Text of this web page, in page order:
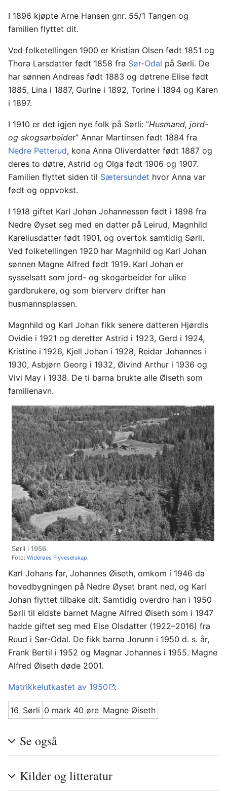
I 1896 kjøpte Arne Hansen gnr. 55/1 Tangen og
familien flyttet dit.
Ved folketellingen 1900 er Kristian Olsen født 1851 og
Thora Larsdatter født 1858 fra Sør-Odal på Sørli. De
har sønnen Andreas født 1883 og døtrene Elise født
1885, Lina i 1887, Gurine i 1892, Torine i 1894 og Karen
i 1897.
I 1910 er det igjen nye folk på Sørli: ”Husmand, jord-
og skogsarbeider” Annar Martinsen født 1884 fra
Nedre Petterud, kona Anna Oliverdatter født 1887 og
deres to døtre, Astrid og Olga født 1906 og 1907.
Familien flyttet siden til Sætersundet hvor Anna var
født og oppvokst.
I 1918 giftet Karl Johan Johannessen født i 1898 fra
Nedre Øyset seg med en datter på Leirud, Magnhild
Kareliusdatter født 1901, og overtok samtidig Sørli.
Ved folketellingen 1920 har Magnhild og Karl Johan
sønnen Magne Alfred født 1919. Karl Johan er
sysselsatt som jord- og skogarbeider for ulike
gardbrukere, og som bierverv drifter han
husmannsplassen.
Magnhild og Karl Johan fikk senere datteren Hjørdis
Ovidie i 1921 og deretter Astrid i 1923, Gerd i 1924,
Kristine i 1926, Kjell Johan i 1928, Reidar Johannes i
1930, Asbjørn Georg i 1932, Øivind Arthur i 1936 og
Vivi May i 1938. De ti barna brukte alle Øiseth som
familienavn.
Sørli i 1956.
Foto: Widerøes Flyveselskap.
Karl Johans far, Johannes Øiseth, omkom i 1946 da
hovedbygningen på Nedre Øyset brant ned, og Karl
Johan flyttet tilbake dit. Samtidig overdro han i 1950
Sørli til eldste barnet Magne Alfred Øiseth som i 1947
hadde giftet seg med Else Olsdatter (1922–2016) fra
Ruud i Sør-Odal. De fikk barna Jorunn i 1950 d. s. år,
Frank Bertil i 1952 og Magnar Johannes i 1955. Magne
Alfred Øiseth døde 2001.
Matrikkelutkastet av 1950 :
16 Sørli 0 mark 40 øre Magne Øiseth
Se også
Kilder og litteratur